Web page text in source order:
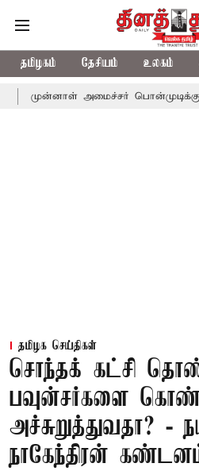
தமிழகம் தேசியம் உலகம்
அமைச்சர் பொன்முடிக்கு சென்னை
தமிழக செய்திகள்
சொந்தக் கட்சி
பவுன்சர்களை
அச்சுறுத்துவதா? -
நாகேந்திரன்